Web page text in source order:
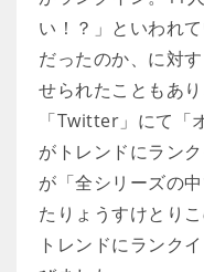
い！？」といわれ
だったのか、に対
せられたこともあり
「Twitter」にて「
がトレンドにラン
が「全シリーズの
たりょうすけとり
トレンドにランク